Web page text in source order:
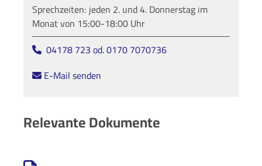
Sprechzeiten: jeden 2. und 4. Donnerstag im
Monat von 15:00-18:00 Uhr
04178 723 od. 0170 7070736
E-Mail senden
Relevante Dokumente